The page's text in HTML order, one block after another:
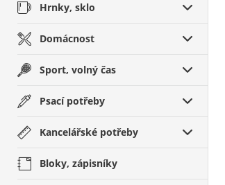
Hrnky, sklo
Domácnost
Sport, volný čas
Psací potřeby
Kancelářské potřeby
Bloky, zápisníky